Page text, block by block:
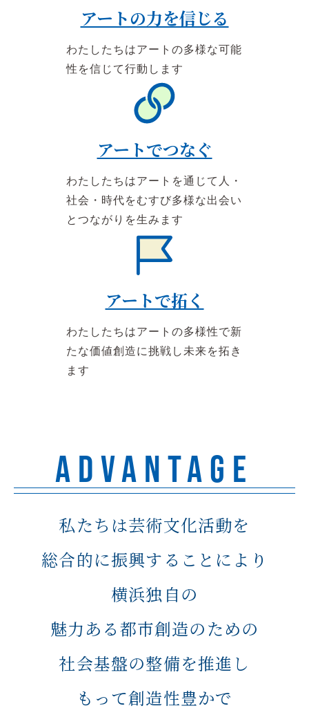
アートの力を信じる
わたしたちはアートの多様な可能
性を信じて行動します
アートでつなぐ
わたしたちはアートを通じて人・
社会・時代をむすび多様な出会い
とつながりを生みます
アートで拓く
わたしたちはアートの多様性で新
たな価値創造に挑戦し未来を拓き
ます
ADVANTAGE
私たちは芸術文化活動を
総合的に振興することにより
横浜独自の
魅力ある都市創造のための
社会基盤の整備を推進し
もって創造性豊かで